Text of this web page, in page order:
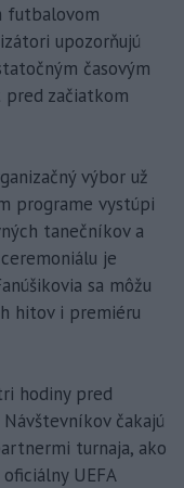
futbalovom
upozorňujú
časovým
začiatkom
výbor už
programe vystúpi
tanečníkov a
je
sa môžu
hitov i premiéru
hodiny pred
čakajú
turnaja, ako
UEFA